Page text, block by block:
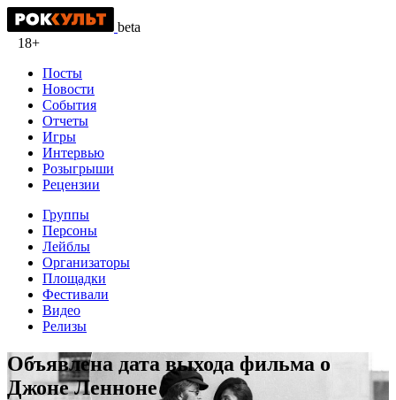
beta
18+
Посты
Новости
События
Отчеты
Игры
Интервью
Розыгрыши
Рецензии
Группы
Персоны
Лейблы
Организаторы
Площадки
Фестивали
Видео
Релизы
Объявлена дата выхода фильма о
Джоне Ленноне